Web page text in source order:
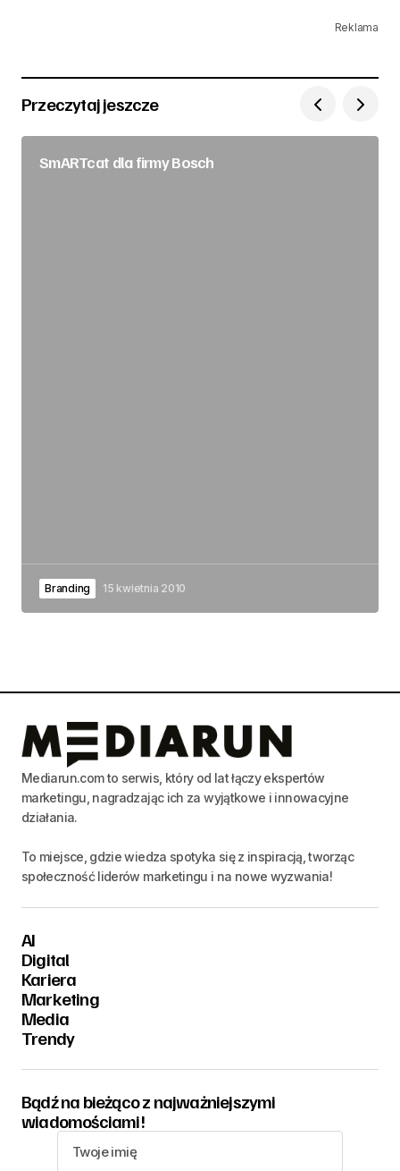
Reklama
Przeczytaj jeszcze
SmARTcat dla firmy Bosch
Branding 15 kwietnia 2010
Mediarun.com to serwis, który od lat łączy ekspertów
marketingu, nagradzając ich za wyjątkowe i innowacyjne
działania.
To miejsce, gdzie wiedza spotyka się z inspiracją, tworząc
społeczność liderów marketingu i na nowe wyzwania!
AI
Digital
Kariera
Marketing
Media
Trendy
Bądź na bieżąco z najważniejszymi
wiadomościami!